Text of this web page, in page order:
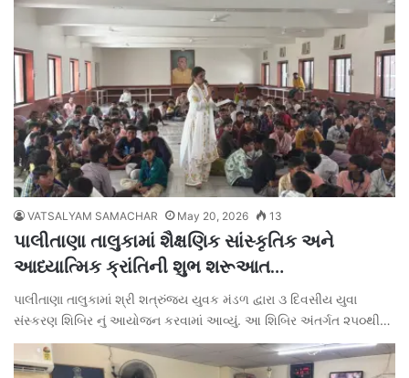
VATSALYAM SAMACHAR May 20, 2026 13
પાલીતાણા તાલુકામાં શૈક્ષણિક સાંસ્કૃતિક અને
આધ્યાત્મિક ક્રાંતિની શુભ શરૂઆત…
પાલીતાણા તાલુકામાં શ્રી શત્રુંજય યુવક મંડળ દ્વારા ૩ દિવસીય યુવા
સંસ્કરણ શિબિર નું આયોજન કરવામાં આવ્યું. આ શિબિર અંતર્ગત ૨૫૦થી…